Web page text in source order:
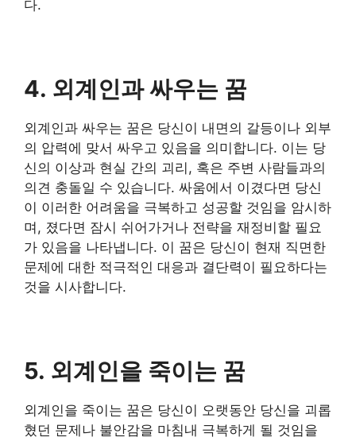
다.
4. 외계인과 싸우는 꿈
외계인과 싸우는 꿈은 당신이 내면의 갈등이나 외부
의 압력에 맞서 싸우고 있음을 의미합니다. 이는 당
신의 이상과 현실 간의 괴리, 혹은 주변 사람들과의
의견 충돌일 수 있습니다. 싸움에서 이겼다면 당신
이 이러한 어려움을 극복하고 성공할 것임을 암시하
며, 졌다면 잠시 쉬어가거나 전략을 재정비할 필요
가 있음을 나타냅니다. 이 꿈은 당신이 현재 직면한
문제에 대한 적극적인 대응과 결단력이 필요하다는
것을 시사합니다.
5. 외계인을 죽이는 꿈
외계인을 죽이는 꿈은 당신이 오랫동안 당신을 괴롭
혔던 문제나 불안감을 마침내 극복하게 될 것임을